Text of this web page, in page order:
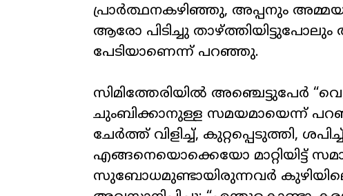
പ്രാർത്ഥനകഴിഞ്ഞു, അപ്പനും
ആരോ പിടിച്ചു താഴ്ത്തിയിട്ടുപോലും
പേടിയാണെന്ന് പറഞ്ഞു.
സിമിത്തേരിയിൽ അഞ്ചെട്ടുപേർ
ചുംബിക്കാനുള്ള സമയമായെന്ന്
ചേർത്ത് വിളിച്ച്, കുറ്റപ്പെടുത്തി,
എങ്ങനെയൊക്കെയോ മാറ്റിയിട്ട്
സുബോധമുണ്ടായിരുന്നവർ